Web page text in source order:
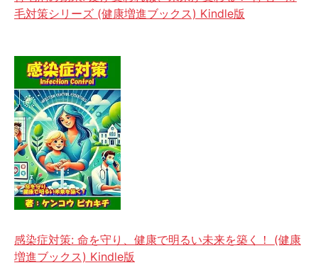
毛対策シリーズ (健康増進ブックス) Kindle版
感染症対策: 命を守り、健康で明るい未来を築く！ (健康
増進ブックス) Kindle版